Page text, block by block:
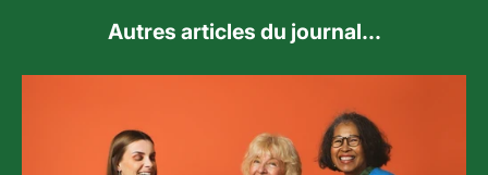
Autres articles du journal...